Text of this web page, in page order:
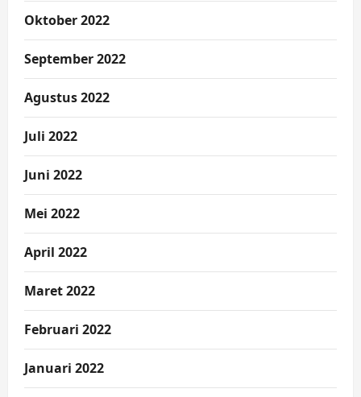
Oktober 2022
September 2022
Agustus 2022
Juli 2022
Juni 2022
Mei 2022
April 2022
Maret 2022
Februari 2022
Januari 2022